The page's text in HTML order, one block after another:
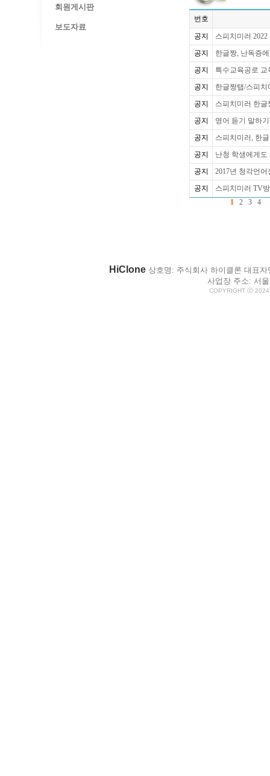
회원게시판
보도자료
번호
공지
스피치미러
공지
한글짱, 난독증
공지
특수교육공로
공지
한글짱탭/스피치
공지
스피치미러 한
공지
영어 듣기 말하
공지
스피치미러, 한
공지
난청 학생에게
공지
2017년 청각언
공지
스피치미러 TV
1
2 3 4
HiClone상호명: 주식회사 하이클론 대표자
사업장 주소: 서
COPYRIGHT ⓒ 2024